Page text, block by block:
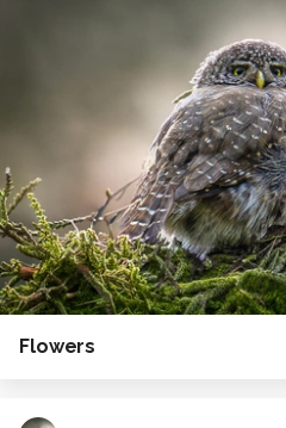
Flowers